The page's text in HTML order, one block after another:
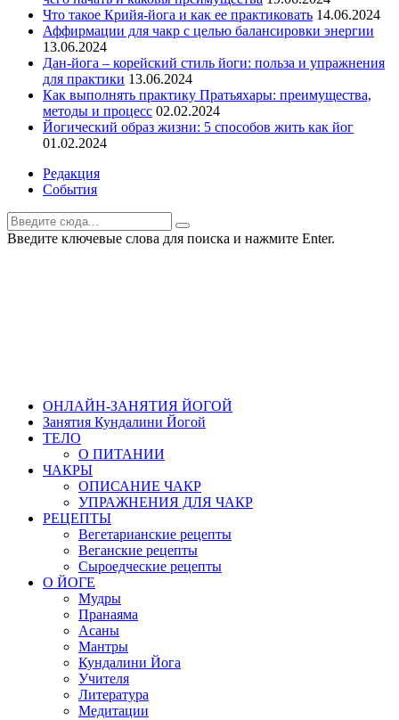
Что такое Крийя-йога и как ее практиковать 14.06.2024
Аффирмации для чакр с целью балансировки энергии
13.06.2024
Дан-йога – корейский стиль йоги: польза и упражнения
для практики 13.06.2024
Как выполнять практику Пратьяхары: преимущества,
методы и процесс 02.02.2024
Йогический образ жизни: 5 способов жить как йог
01.02.2024
Редакция
События
Введите ключевые слова для поиска и нажмите Enter.
ОНЛАЙН-ЗАНЯТИЯ ЙОГОЙ
Занятия Кундалини Йогой
ТЕЛО
О ПИТАНИИ
ЧАКРЫ
ОПИСАНИЕ ЧАКР
УПРАЖНЕНИЯ ДЛЯ ЧАКР
РЕЦЕПТЫ
Вегетарианские рецепты
Веганские рецепты
Сыроедческие рецепты
О ЙОГЕ
Мудры
Пранаяма
Асаны
Мантры
Кундалини Йога
Учителя
Литература
Медитации